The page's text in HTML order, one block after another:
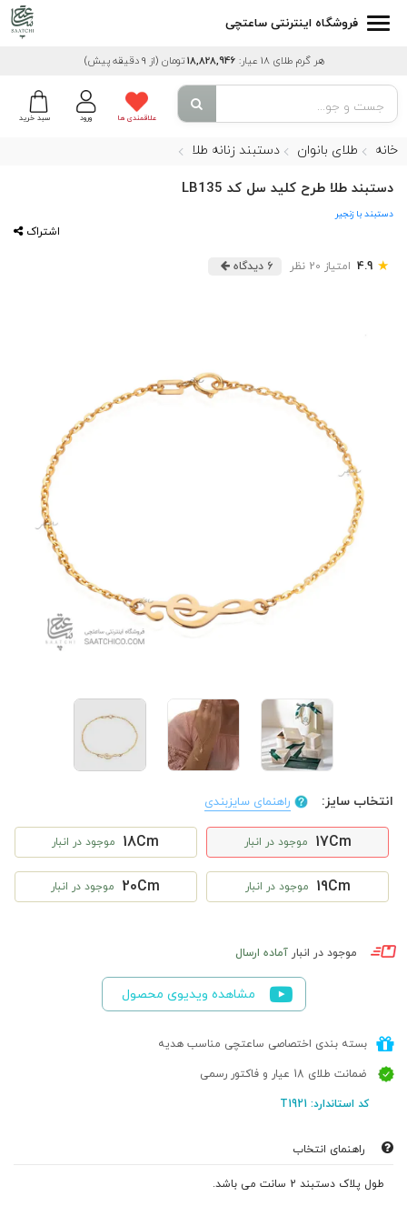
فروشگاه اینترنتی ساعتچی
هر گرم طلای 18 عیار: 18,828,946 تومان (از 9 دقیقه پیش)
سبد خرید ورود علاقمندی ها
خانه طلای بانوان دستبند زنانه طلا
دستبند طلا طرح کلید سل کد LB135
دستبند با زنجیر
اشتراک
★
4.9 امتیاز 20 نظر 6 دیدگاه
انتخاب سایز: راهنمای سایزبندی
17Cm موجود در انبار 18Cm موجود در انبار
19Cm موجود در انبار 20Cm موجود در انبار
موجود در انبار آماده ارسال
مشاهده ویدیوی محصول
بسته بندی اختصاصی ساعتچی مناسب هدیه
ضمانت طلای 18 عیار و فاکتور رسمی
کد استاندارد: T1921
راهنمای انتخاب
طول پلاک دستبند 2 سانت می باشد.